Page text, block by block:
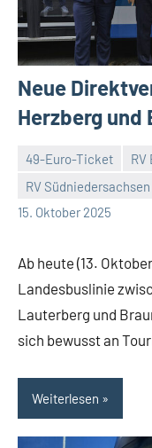
Neue
Herzberg und
49-Euro-Ticket
RV Südniedersachsen
15. Oktober 2025
RV
Suedniedersachsen
Keine
Kommentare
Ab heute (13.
Landesbuslinie
Lauterberg und
sich bewusst an
Weiterlesen